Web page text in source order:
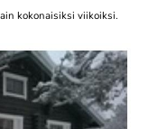
kokonaisiksi viikoiksi.